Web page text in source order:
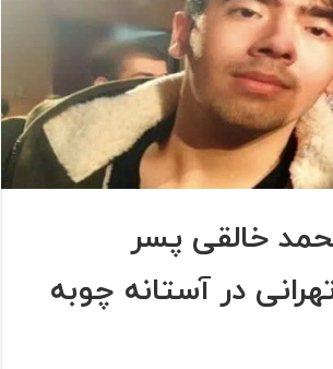
خالقی پسر
در آستانه چوبه